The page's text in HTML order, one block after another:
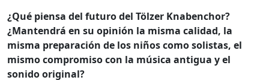
¿Qué piensa del futuro del Tölzer Knabenchor?
¿Mantendrá en su opinión la misma calidad, la
misma preparación de los niños como solistas, el
mismo compromiso con la música antigua y el
sonido original?